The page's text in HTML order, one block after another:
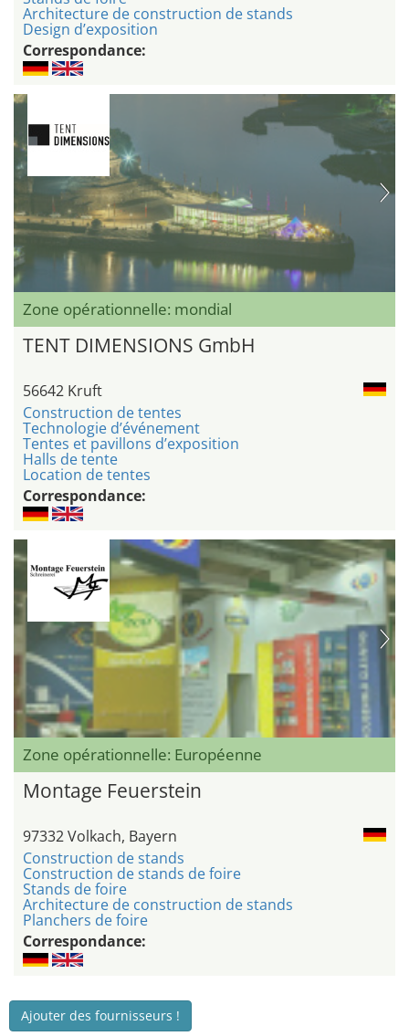
Architecture de construction de stands
Design d’exposition
Correspondance:
Zone opérationnelle: mondial
TENT DIMENSIONS GmbH
56642 Kruft
Construction de tentes
Technologie d’événement
Tentes et pavillons d’exposition
Halls de tente
Location de tentes
Correspondance:
Zone opérationnelle: Européenne
Montage Feuerstein
97332 Volkach, Bayern
Construction de stands
Construction de stands de foire
Stands de foire
Architecture de construction de stands
Planchers de foire
Correspondance:
Ajouter des fournisseurs !